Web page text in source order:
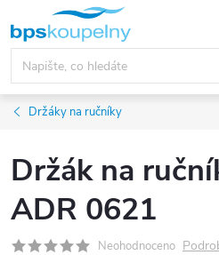
obsah
Držáky na ručníky
Držák na
ADR 0621
Neohodnoceno